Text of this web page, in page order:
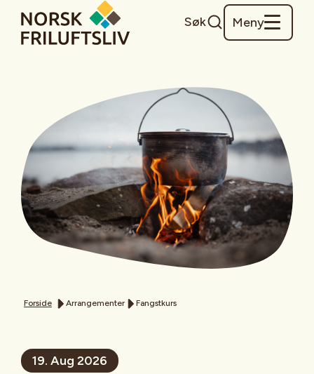
Søk Meny
Forside Arrangementer Fangstkurs
19. Aug 2026